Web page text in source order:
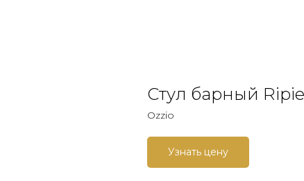
Стул барный
Ozzio
Узнать цену